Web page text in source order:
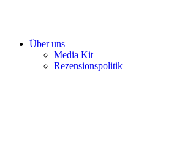
Über uns
Media Kit
Rezensionspolitik